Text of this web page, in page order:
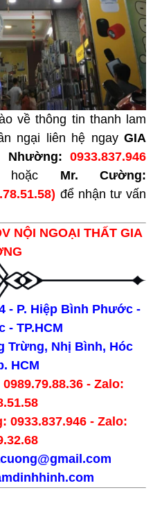
về thông tin thanh lam
ngại liên hệ ngay GIA
Nhường:0933.837.946
hoặc Mr. Cường:
để nhận tư vấn
NỘI NGOẠI THẤT GIA
- P. Hiệp Bình Phước -
- TP.HCM
Trừng, Nhị Bình, Hóc
HCM
- Zalo:
0933.837.946 - Zalo: